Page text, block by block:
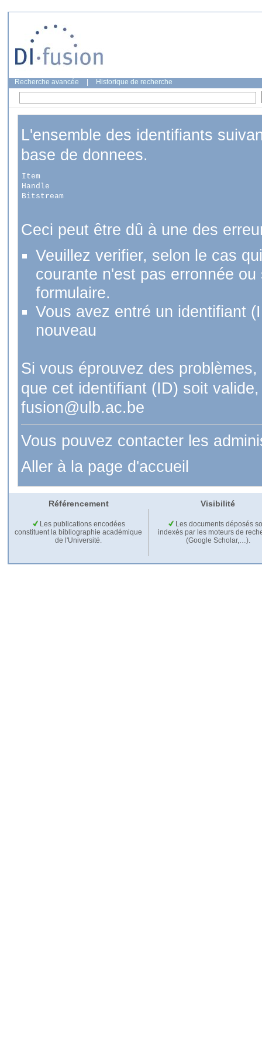
Recherche avancée Historique de recherche
L'ensemble des identifiants
base de donnees.
Item
Handle
Bitstream
Ceci peut être dû à une des
Veuillez verifier, selon le cas
courante n'est pas erronnée
formulaire.
Vous avez entré un identifiant
nouveau
Si vous éprouvez des
que cet identifiant (ID) soit
fusion@ulb.ac.be
Vous pouvez contacter les
Aller à la page d'accueil
Référencement Visibilité
Les publications encodées
constituent la bibliographie académique
de l'Université.
Les documents déposés
indexés par les moteurs de
(Google Scholar,…).